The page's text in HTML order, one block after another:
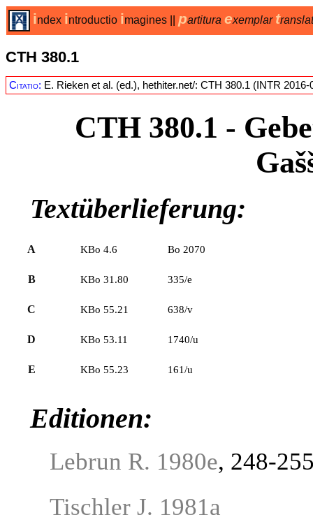
index introductio imagines partitura exemplar t
CTH 380.1
Citatio: E. Rieken et al. (ed.), hethiter.net/: CTH 380.1 (INTR 2016-
CTH 380.1 -
Textüberlieferung:
A KBo 4.6 Bo 2070
B KBo 31.80 335/e
C KBo 55.21 638/v
D KBo 53.11 1740/u
E KBo 55.23 161/u
Editionen:
Lebrun R. 1980e, 248-
Tischler J. 1981a